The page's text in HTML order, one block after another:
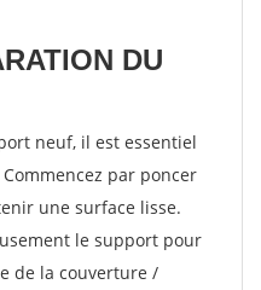
DU
neuf, il est essentiel
par poncer
une surface lisse.
le support pour
de la couverture /